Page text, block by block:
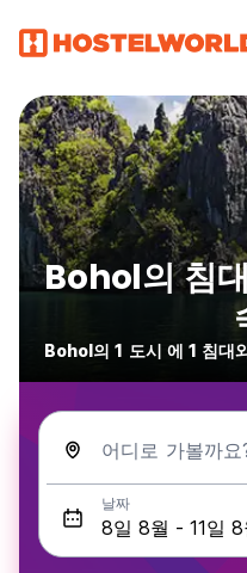
Bohol의 침
Bohol의 1 도시 에 1 침대
어디로 가볼까요
날짜